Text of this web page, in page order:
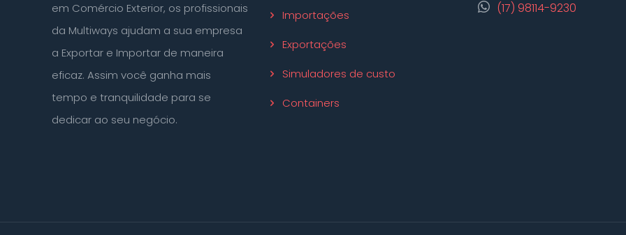
em Comércio Exterior, os profissionais
da Multiways ajudam a sua empresa
a Exportar e Importar de maneira
eficaz. Assim você ganha mais
tempo e tranquilidade para se
dedicar ao seu negócio.
Importações
Exportações
Simuladores de custo
Containers
(17) 98114-9230